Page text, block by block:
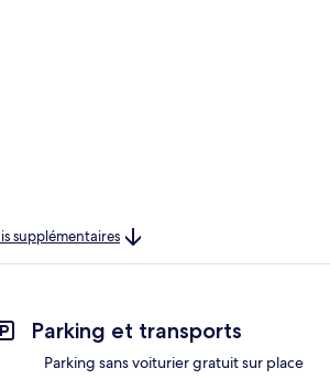
supplémentaires
Parking et transports
Parking sans voiturier gratuit sur place